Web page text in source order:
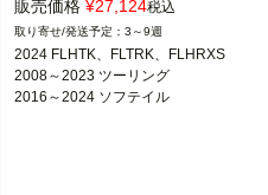
2024 FLHTK、FLTRK、FLHRXS
2016～2024 ソフテイル
2011～2015 CVOソフテイル
2016～2017 FXDLS
販売価格 ¥27,124税込
3～9週
2024 FLHTK、FLTRK、FLHRXS
2008～2023 ツーリング
2016～2024 ソフテイル